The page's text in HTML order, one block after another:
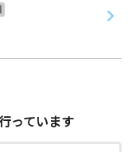
っています